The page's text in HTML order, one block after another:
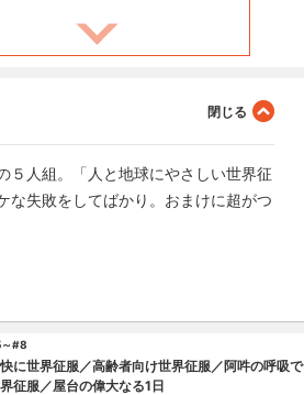
５人組。「人と地球にやさしい世界征
な失敗をしてばかり。おまけに超がつ
#8
に世界征服／高齢者向け世界征服／阿吽の呼吸で
征服／屋台の偉大なる1日